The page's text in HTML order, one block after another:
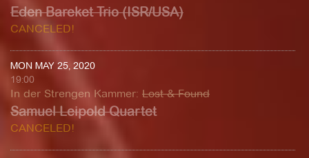
Eden Bareket Trio (ISR/USA)
CANCELED!
MON MAY 25, 2020
19:00
In der Strengen Kammer: Lost & Found
Samuel Leipold Quartet
CANCELED!